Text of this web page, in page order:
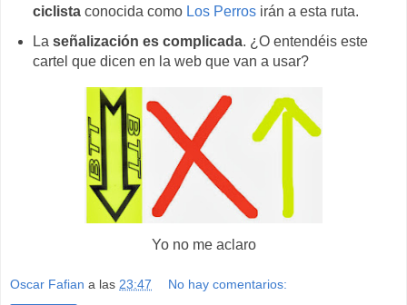
ciclistaconocida como Los Perrosirán a esta ruta.
La señalización es complicada. ¿O entendéis este
cartel que dicen en la web que van a usar?
Yo no me aclaro
Oscar Fafian a las 23:47 No hay comentarios: